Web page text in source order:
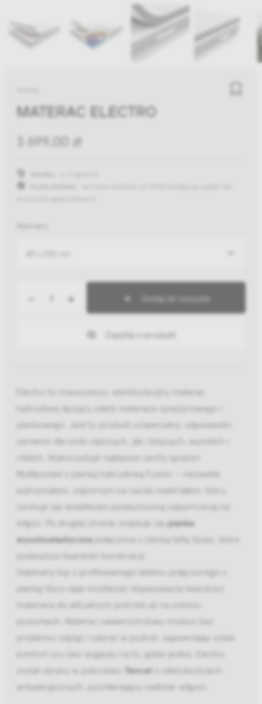
MATERAC ELECTRO
3 699,00 zł
Wymiary
+ Dodaj do koszyka
Zapytaj o produkt
Electro to nowoczesny, wielofunkcyjny materac
hybrydowy łączący zalety materaca sprężynowego i
piankowego. Jest to produkt uniwersalny, odpowiedni
zarówno dla osób cięższych, jak i lżejszych, wysokich i
niskich. Wykorzystuje najlepsze cechy sprężyn
Multipocket z pianką hybrydową Fusion – niezwykle
wytrzymałym, odpornym na nacisk materiałem, który
cechuje się dodatkowo podwyższoną odpornością na
wilgoć. Po drugiej stronie znajduje się pianka
wysokoelastycznapołączona z cienką taflą Sizalu, która
podwyższa twardość konstrukcji.
Odpinany top z profilowanego lateksu połączonego z
pianką Visco daje możliwość dopasowania twardości
materaca do aktualnych potrzeb aż na sześciu
poziomach. Materac nawierzchniowy możesz bez
problemu odpiąć i zabrać w podróż, zapewniając sobie
komfort snu bez względu na to, gdzie jesteś. Electro
został ubrany w pokrowiec
Tencel o właściwościach
antyalergicznych, pochłaniający nadmiar wilgoci.